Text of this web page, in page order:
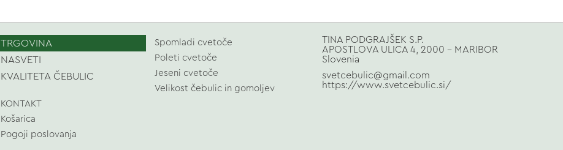
TRGOVINA
NASVETI
KVALITETA ČEBULIC
Spomladi cvetoče
Poleti cvetoče
Jeseni cvetoče
Velikost čebulic in gomoljev
KONTAKT
Košarica
Pogoji poslovanja
TINA PODGRAJŠEK S.P.
APOSTLOVA ULICA 4, 2000 - MARIBOR
Slovenia
svetcebulic@gmail.com
https://www.svetcebulic.si/